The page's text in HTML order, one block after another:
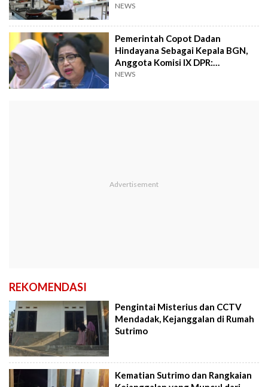
NEWS
Pemerintah Copot Dadan
Hindayana Sebagai Kepala BGN,
Anggota Komisi IX DPR:
Pergantian Yang Wajar
NEWS
REKOMENDASI
Pengintai Misterius dan CCTV
Mendadak, Kejanggalan di Rumah
Sutrimo
Kematian Sutrimo dan Rangkaian